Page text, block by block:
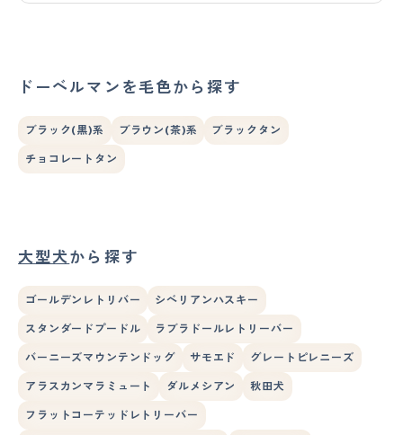
ドーベルマンを毛色から探す
ブラック(黒)系 ブラウン(茶)系 ブラックタン
チョコレートタン
大型犬から探す
ゴールデンレトリバー シベリアンハスキー
スタンダードプードル ラブラドールレトリーバー
バーニーズマウンテンドッグ サモエド グレートピレニーズ
アラスカンマラミュート ダルメシアン 秋田犬
フラットコーテッドレトリーバー